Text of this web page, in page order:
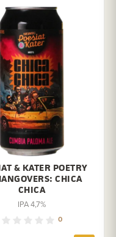
& KATER POETRY
CHICA
CHICA
IPA 4,7%
0